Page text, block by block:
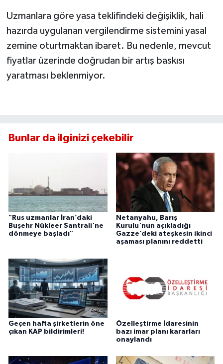
Uzmanlara göre yasa teklifindeki değişiklik, hali
hazırda uygulanan vergilendirme sistemini yasal
zemine oturtmaktan ibaret. Bu nedenle, mevcut
fiyatlar üzerinde doğrudan bir artış baskısı
yaratması beklenmiyor.
Bunlar da ilginizi çekebilir
"Rus uzmanlar İran’daki
Buşehr Nükleer Santrali'ne
dönmeye başladı"
Netanyahu, Barış
Kurulu'nun açıkladığı
Gazze’deki ateşkesin ikinci
aşaması planını reddetti
Geçen hafta şirketlerin öne
çıkan KAP bildirimleri!
Özelleştirme İdaresinin
bazı imar planı kararları
onaylandı